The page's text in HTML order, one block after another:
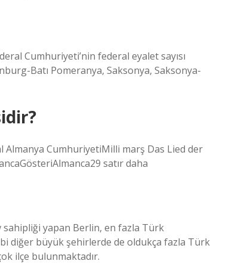
Cumhuriyeti’nin federal eyalet sayısı
Batı Pomeranya, Saksonya, Saksonya-
Almanya CumhuriyetiMilli marş Das Lied der
satır daha
sahipliği yapan Berlin, en fazla Türk
diğer büyük şehirlerde de oldukça fazla Türk
ilçe bulunmaktadır.